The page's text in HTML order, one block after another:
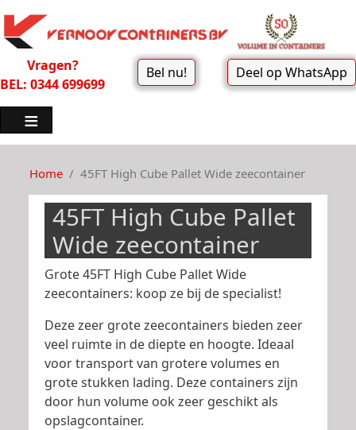
Vragen?
BEL: 0344 699699
Bel nu! Deel op WhatsApp
Home 45FT High Cube Pallet Wide zeecontainer
45FT High Cube Pallet
Wide zeecontainer
Grote 45FT High Cube Pallet Wide
zeecontainers: koop ze bij de specialist!
Deze zeer grote zeecontainers bieden zeer
veel ruimte in de diepte en hoogte. Ideaal
voor transport van grotere volumes en
grote stukken lading. Deze containers zijn
door hun volume ook zeer geschikt als
opslagcontainer.